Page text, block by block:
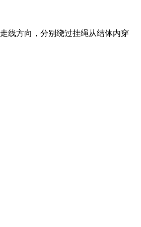
线方向，分别绕过挂绳从结体内穿